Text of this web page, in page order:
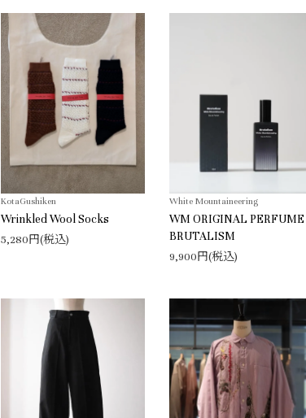
KotaGushiken
Wrinkled Wool Socks
5,280円(税込)
White Mountaineering
WM ORIGINAL PERFUME
BRUTALISM
9,900円(税込)